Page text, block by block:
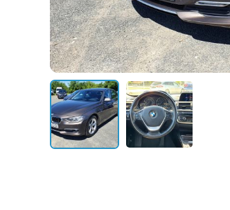
PRODANO VOZILO